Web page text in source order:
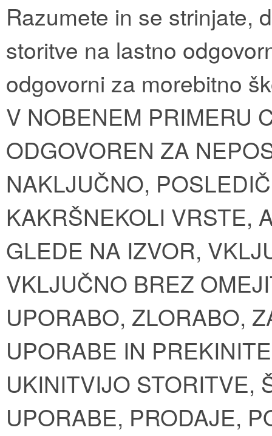
Razumete in se strinjate,
storitve na lastno
odgovorni za morebitno
V NOBENEM PRIMERU
ODGOVOREN ZA
NAKLJUČNO,
KAKRŠNEKOLI VRSTE,
GLEDE NA IZVOR,
VKLJUČNO BREZ
UPORABO, ZLORABO,
UPORABE IN
UKINITVIJO STORITVE,
UPORABE, PRODAJE,